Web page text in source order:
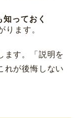
っておく
ります。
ます。「説明を
れが後悔しない